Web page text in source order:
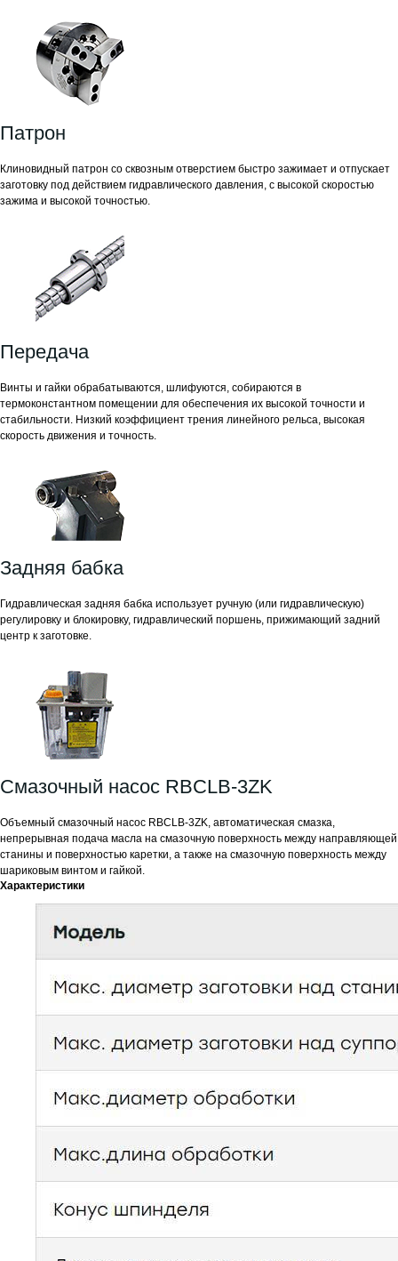
Патрон
Клиновидный патрон со сквозным отверстием быстро зажимает и отпускает
заготовку под действием гидравлического давления, с высокой скоростью
зажима и высокой точностью.
Передача
Винты и гайки обрабатываются, шлифуются, собираются в
термоконстантном помещении для обеспечения их высокой точности и
стабильности. Низкий коэффициент трения линейного рельса, высокая
скорость движения и точность.
Задняя бабка
Гидравлическая задняя бабка использует ручную (или гидравлическую)
регулировку и блокировку, гидравлический поршень, прижимающий задний
центр к заготовке.
Смазочный насос RBCLB-3ZK
Объемный смазочный насос RBCLB-3ZK, автоматическая смазка,
непрерывная подача масла на смазочную поверхность между направляющей
станины и поверхностью каретки, а также на смазочную поверхность между
шариковым винтом и гайкой.
Характеристики